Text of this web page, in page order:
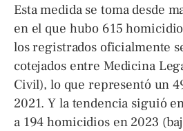
Esta medida se toma desde
en el que hubo 615
los registrados oficialmente
cotejados entre Medicina
Civil), lo que representó un
2021. Y la tendencia siguió
a 194 homicidios en 2023